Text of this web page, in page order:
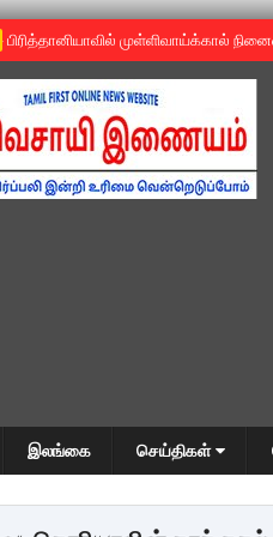
»பிரித்தானியாவில் முள்ளிவாய்க்கால்
இலங்கை செய்திகள்